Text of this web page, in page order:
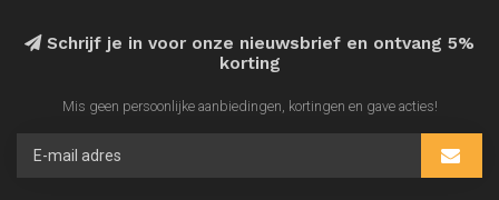
Schrijf je in voor onze nieuwsbrief en ontvang 5%
korting
Mis geen persoonlijke aanbiedingen, kortingen en gave acties!